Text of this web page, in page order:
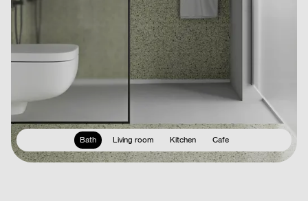
Bath Living room Kitchen Cafe